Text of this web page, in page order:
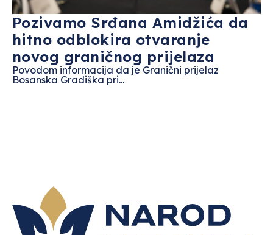
Pozivamo Srđana Amidžića da
hitno odblokira otvaranje
novog graničnog prijelaza
Povodom informacija da je Granični prijelaz
Bosanska Gradiška pri...